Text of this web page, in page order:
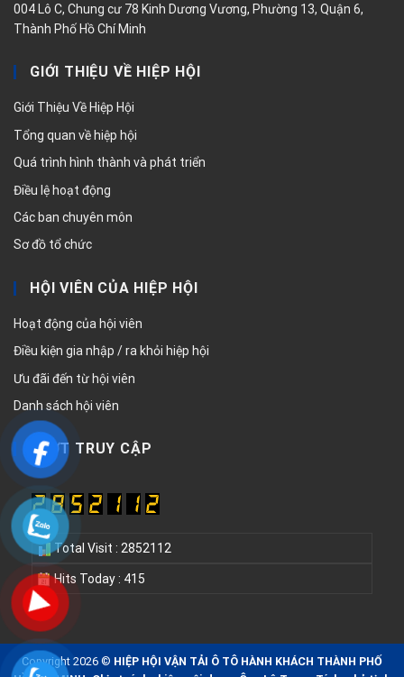
004 Lô C, Chung cư 78 Kinh Dương Vương, Phường 13, Quận 6,
Thành Phố Hồ Chí Minh
GIỚI THIỆU VỀ HIỆP HỘI
Giới Thiệu Về Hiệp Hội
Tổng quan về hiệp hội
Quá trình hình thành và phát triển
Điều lệ hoạt động
Các ban chuyên môn
Sơ đồ tổ chức
HỘI VIÊN CỦA HIỆP HỘI
Hoạt động của hội viên
Điều kiện gia nhập / ra khỏi hiệp hội
Ưu đãi đến từ hội viên
Danh sách hội viên
LƯỢT TRUY CẬP
Total Visit : 2852112
Hits Today : 415
Copyright 2026 © HIỆP HỘI VẬN TẢI Ô TÔ HÀNH KHÁCH THÀNH PHỐ